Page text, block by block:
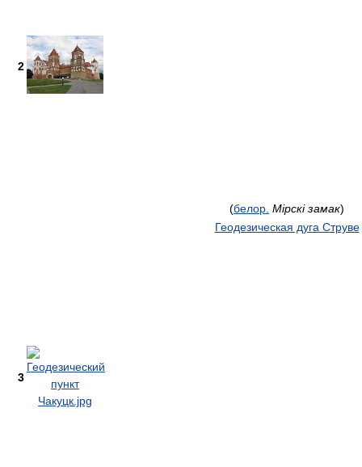
2
(белор. Мірскі замак)
3
Геодезическая дуга Струве